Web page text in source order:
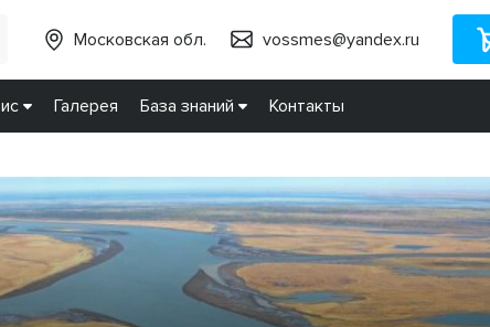
Московская обл. vossmes@yandex.ru
Галерея База знаний Контакты